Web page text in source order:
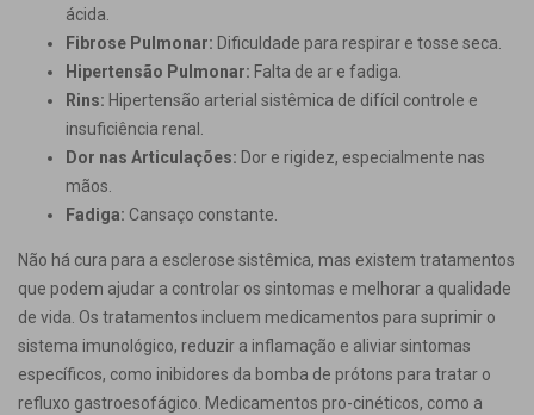
ácida.
Fibrose Pulmonar: Dificuldade para respirar e tosse seca.
Hipertensão Pulmonar: Falta de ar e fadiga.
Rins: Hipertensão arterial sistêmica de difícil controle e
insuficiência renal.
Dor nas Articulações: Dor e rigidez, especialmente nas
mãos.
Fadiga: Cansaço constante.
Não há cura para a esclerose sistêmica, mas existem tratamentos
que podem ajudar a controlar os sintomas e melhorar a qualidade
de vida. Os tratamentos incluem medicamentos para suprimir o
sistema imunológico, reduzir a inflamação e aliviar sintomas
específicos, como inibidores da bomba de prótons para tratar o
refluxo gastroesofágico. Medicamentos pro-cinéticos, como a